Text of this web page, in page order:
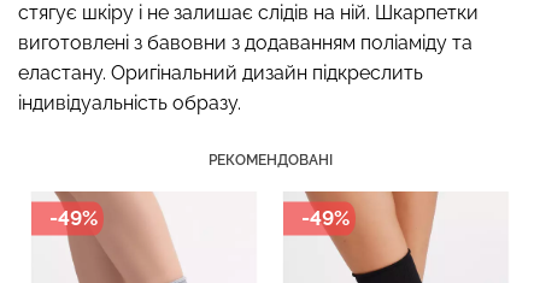
стягує шкіру і не залишає слідів на ній. Шкарпетки
виготовлені з бавовни з додаванням поліаміду та
еластану. Оригінальний дизайн підкреслить
індивідуальність образу.
РЕКОМЕНДОВАНІ
-49% -49%
Безшовний топ з легкою
корекцією BRA
SHAPEWEAR nude
(бежевий) Giulia
Топ на бретелях в рубчик
CAMI TOP RIB black
299 грн.